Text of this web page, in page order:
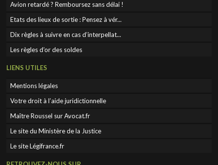
Avion retardé ? Remboursez sans délai !
Etats des lieux de sortie : Pensez à vér...
Dix règles à suivre en cas d’interpellat...
Les règles d’or des soldes
LIENS UTILES
Mentions légales
Votre droit à l’aide juridictionnelle
Maître Roussel sur Avocat.fr
Le site du Ministère de la Justice
Le site Légifrance.fr